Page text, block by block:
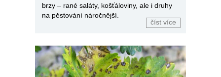
brzy – rané saláty, košťáloviny, ale i druhy
na pěstování náročnější.
číst více